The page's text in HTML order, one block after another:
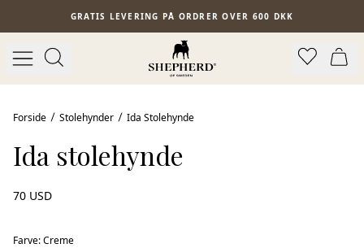
Spring til hovedindholdGRATIS LEVERING PÅ ORDRER OVER 600 DKK
Forside Stolehynder Ida Stolehynde
Ida stolehynde
70 USD
Farve:Creme